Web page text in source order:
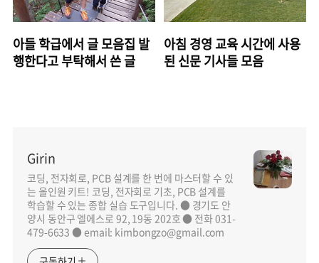
아들 학급에서 글 모음집 발
행한다고 부탁해서 쓴 글
아침 경영 교육 시간에 사용
된 신문 기사들 모음
Girin
코딩, 전자회로, PCB 설계를 한 번에 마스터할 수 있
는 올인원 키트! 코딩, 전자회로 기초, PCB 설계를
학습할 수 있는 종합 실습 도구입니다. ● 경기도 안
양시 동안구 엘에스로 92, 19동 202호 ● 전화 031-
479-6633 ● email: kimbongzo@gmail.com